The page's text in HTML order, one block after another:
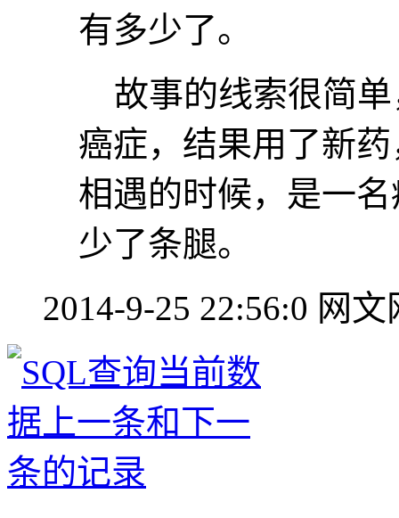
有多少了。
故事的线索很简单
癌症，结果用了新
相遇的时候，是一
少了条腿。
2014-9-25 22:56:0 网文